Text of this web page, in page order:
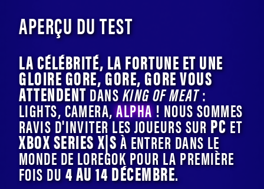
APERÇU DU TEST
LA CÉLÉBRITÉ, LA FORTUNE ET UNE
GLOIRE GORE, GORE, GORE VOUS
ATTENDENTDANSKING OF MEAT:
LIGHTS, CAMERA,ALPHA! NOUS SOMMES
RAVIS D'INVITER LES JOUEURS SURPCET
XBOX SERIES X|SÀ ENTRER DANS LE
MONDE DE LOREGOK POUR LA PREMIÈRE
FOIS DU4 AU 14 DÉCEMBRE.